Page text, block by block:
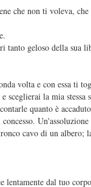
che non ti voleva,
geloso della sua
volta e con essa ti
la mia
quanto è
cavo di un
dal tuo